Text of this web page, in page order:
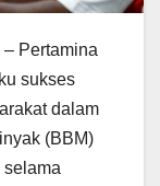
Pertamina
sukses
dalam
(BBM)